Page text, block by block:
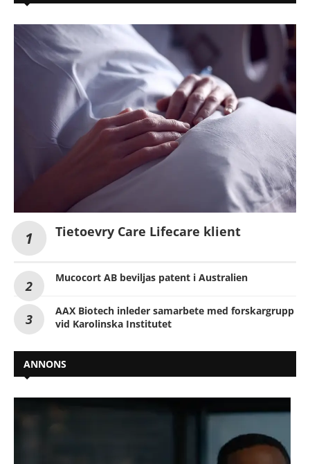
Tietoevry Care Lifecare klient
Mucocort AB beviljas patent i Australien
AAX Biotech inleder samarbete med forskargrupp
vid Karolinska Institutet
ANNONS